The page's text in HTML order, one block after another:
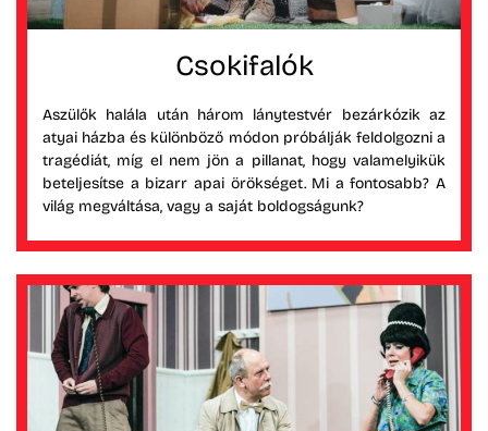
Csokifalók
Aszülők halála után három lánytestvér bezárkózik az
atyai házba és különböző módon próbálják feldolgozni a
tragédiát, míg el nem jön a pillanat, hogy valamelyikük
beteljesítse a bizarr apai örökséget. Mi a fontosabb? A
világ megváltása, vagy a saját boldogságunk?